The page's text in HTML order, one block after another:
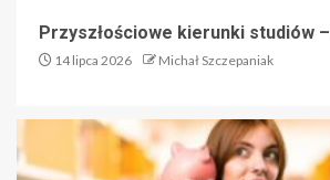
Przyszłościowe kierunki studiów
14 lipca 2026 Michał Szczepaniak